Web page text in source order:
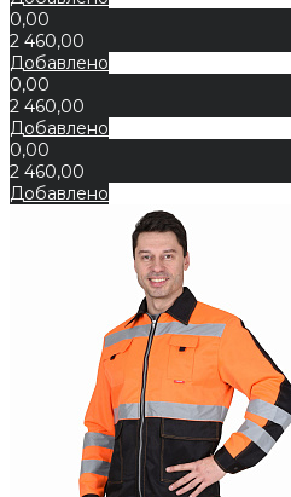
0,00
2 460,00
Добавлено
0,00
2 460,00
Добавлено
0,00
2 460,00
Добавлено